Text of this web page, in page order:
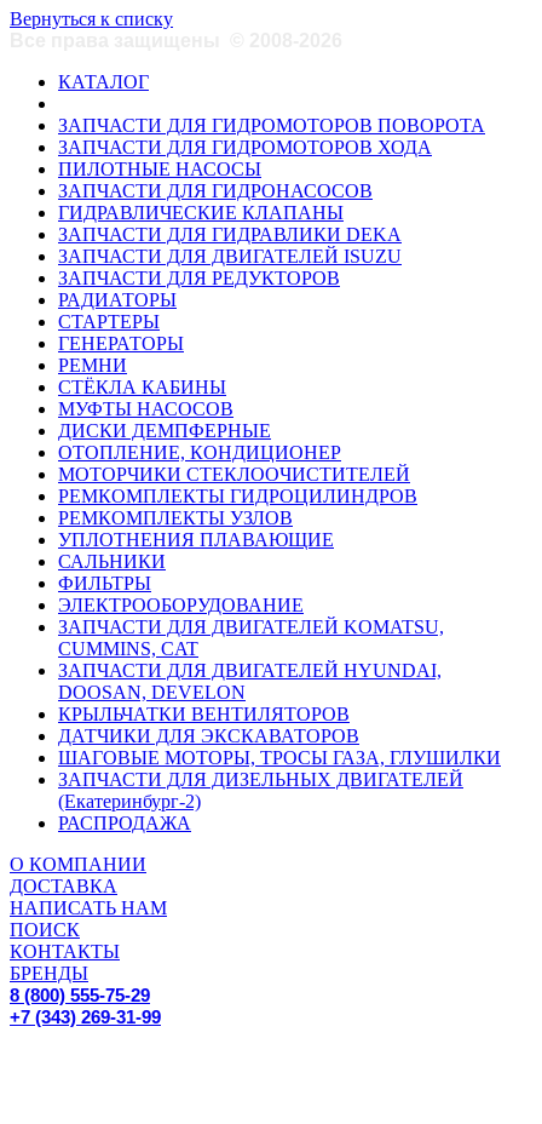
Вернуться к списку
КАТАЛОГ
ЗАПЧАСТИ ДЛЯ ГИДРОМОТОРОВ ПОВОРОТА
ЗАПЧАСТИ ДЛЯ ГИДРОМОТОРОВ ХОДА
ПИЛОТНЫЕ НАСОСЫ
ЗАПЧАСТИ ДЛЯ ГИДРОНАСОСОВ
ГИДРАВЛИЧЕСКИЕ КЛАПАНЫ
ЗАПЧАСТИ ДЛЯ ГИДРАВЛИКИ DEKA
ЗАПЧАСТИ ДЛЯ ДВИГАТЕЛЕЙ ISUZU
ЗАПЧАСТИ ДЛЯ РЕДУКТОРОВ
РАДИАТОРЫ
СТАРТЕРЫ
ГЕНЕРАТОРЫ
РЕМНИ
СТЁКЛА КАБИНЫ
МУФТЫ НАСОСОВ
ДИСКИ ДЕМПФЕРНЫЕ
ОТОПЛЕНИЕ, КОНДИЦИОНЕР
МОТОРЧИКИ СТЕКЛООЧИСТИТЕЛЕЙ
РЕМКОМПЛЕКТЫ ГИДРОЦИЛИНДРОВ
РЕМКОМПЛЕКТЫ УЗЛОВ
УПЛОТНЕНИЯ ПЛАВАЮЩИЕ
САЛЬНИКИ
ФИЛЬТРЫ
ЭЛЕКТРООБОРУДОВАНИЕ
ЗАПЧАСТИ ДЛЯ ДВИГАТЕЛЕЙ KOMATSU,
CUMMINS, CAT
ЗАПЧАСТИ ДЛЯ ДВИГАТЕЛЕЙ HYUNDAI,
DOOSAN, DEVELON
КРЫЛЬЧАТКИ ВЕНТИЛЯТОРОВ
ДАТЧИКИ ДЛЯ ЭКСКАВАТОРОВ
ШАГОВЫЕ МОТОРЫ, ТРОСЫ ГАЗА, ГЛУШИЛКИ
ЗАПЧАСТИ ДЛЯ ДИЗЕЛЬНЫХ ДВИГАТЕЛЕЙ
(Екатеринбург-2)
РАСПРОДАЖА
О КОМПАНИИ
ДОСТАВКА
НАПИСАТЬ НАМ
ПОИСК
КОНТАКТЫ
БРЕНДЫ
8 (800) 555-75-29
+7 (343) 269-31-99